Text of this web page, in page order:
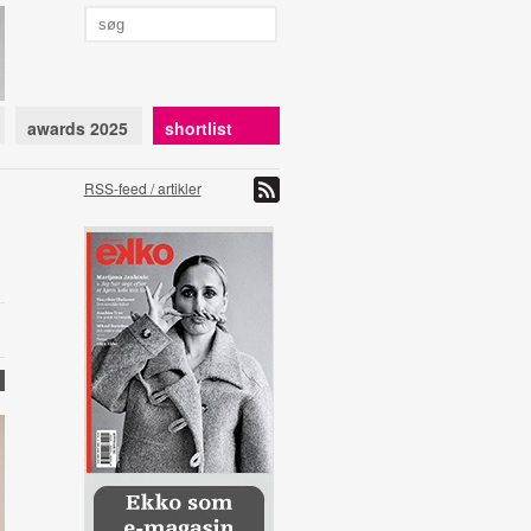
awards 2025 shortlist
RSS-feed / artikler